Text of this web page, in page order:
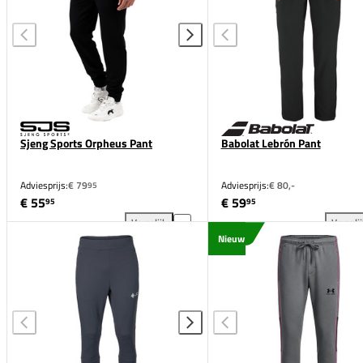
Sjeng Sports Orpheus Pant
Adviesprijs:€ 7995
€ 5595
Vergelijk
Sjeng Sports Orpheus Pant toevoegen aan
Babolat Lebrón Pant
Adviesprijs:€ 80,-
€ 5995
Nieuw